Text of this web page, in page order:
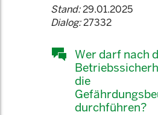
Stand:29.01.2025
Dialog:27332
Wer darf nach
die
durchführen?